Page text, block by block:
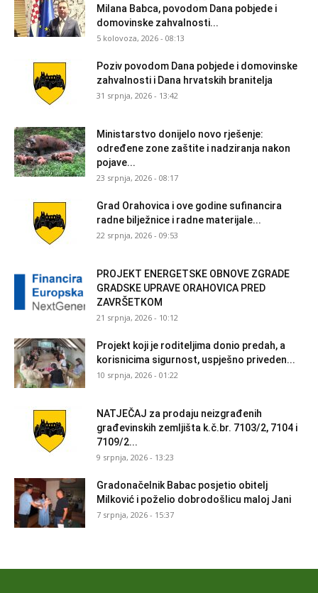
Milana Babca, povodom Dana pobjede i
domovinske zahvalnosti...
5 kolovoza, 2026 - 08:13
Poziv povodom Dana pobjede i domovinske
zahvalnosti i Dana hrvatskih branitelja
31 srpnja, 2026 - 13:42
Ministarstvo donijelo novo rješenje:
određene zone zaštite i nadziranja nakon
pojave...
23 srpnja, 2026 - 08:17
Grad Orahovica i ove godine sufinancira
radne bilježnice i radne materijale...
22 srpnja, 2026 - 09:53
PROJEKT ENERGETSKE OBNOVE ZGRADE
GRADSKE UPRAVE ORAHOVICA PRED
ZAVRŠETKOM
21 srpnja, 2026 - 10:12
Projekt koji je roditeljima donio predah, a
korisnicima sigurnost, uspješno priveden...
10 srpnja, 2026 - 01:22
NATJEČAJ za prodaju neizgrađenih
građevinskih zemljišta k.č.br. 7103/2, 7104 i
7109/2...
9 srpnja, 2026 - 13:23
Gradonačelnik Babac posjetio obitelj
Milković i poželio dobrodošlicu maloj Jani
7 srpnja, 2026 - 15:37